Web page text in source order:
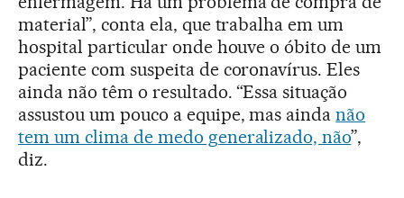
material”, conta ela, que trabalha em um
hospital particular onde houve o óbito de um
paciente com suspeita de coronavírus. Eles
ainda não têm o resultado. “Essa situação
assustou um pouco a equipe, mas aindanão
tem um clima de medo generalizado, não”,
diz.